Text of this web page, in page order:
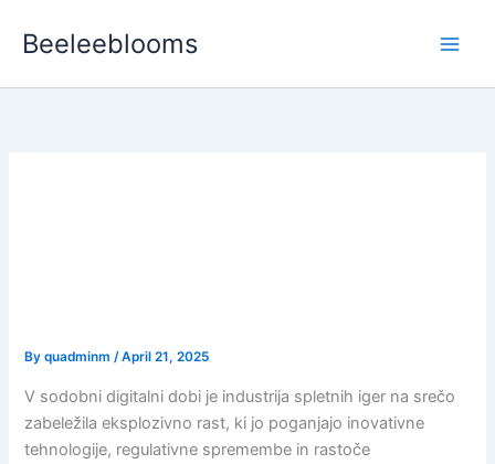
Beeleeblooms
Byquadminm/April 21, 2025
V sodobni digitalni dobi je industrija spletnih iger na srečo
zabeležila eksplozivno rast, ki jo poganjajo inovativne
tehnologije, regulativne spremembe in rastoče